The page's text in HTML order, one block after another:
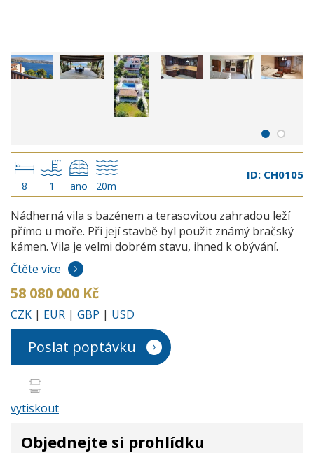
8 1 ano 20m
ID: CH0105
Nádherná vila s bazénem a terasovitou zahradou leží
přímo u moře. Při její stavbě byl použit známý bračský
kámen. Vila je velmi dobrém stavu, ihned k obývání.
Čtěte více
58 080 000 Kč
CZK | EUR | GBP | USD
Poslat poptávku
vytiskout
Objednejte si prohlídku